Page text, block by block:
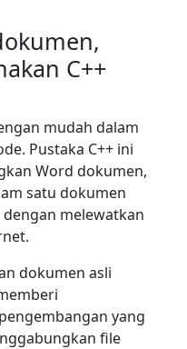
C++
mudah dalam
Pustaka C++ ini
Word dokumen,
satu dokumen
dengan melewatkan
dokumen asli
yang
file